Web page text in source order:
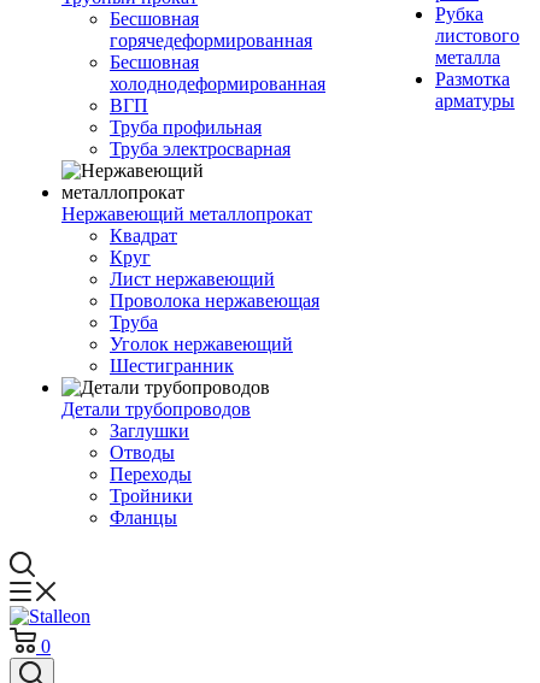
Бесшовная
горячедеформированная
Бесшовная
холоднодеформированная
ВГП
Труба профильная
Труба электросварная
Нержавеющий металлопрокат
Квадрат
Круг
Лист нержавеющий
Проволока нержавеющая
Труба
Уголок нержавеющий
Шестигранник
Детали трубопроводов
Заглушки
Отводы
Переходы
Тройники
Фланцы
Рубка
листового
металла
Размотка
арматуры
0